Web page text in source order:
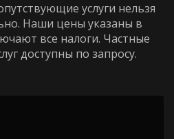
услуги нельзя
Наши цены указаны в
все налоги. Частные
доступны по запросу.